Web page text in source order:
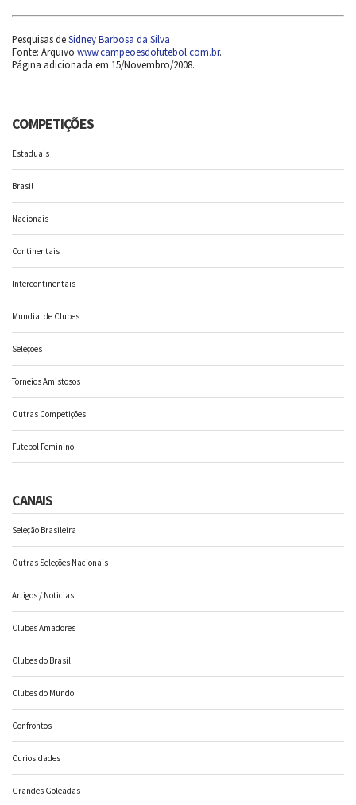
Pesquisas deSidney Barbosa da Silva
Fonte: Arquivo www.campeoesdofutebol.com.br.
Página adicionada em 15/Novembro/2008.
COMPETIÇÕES
Estaduais
Brasil
Nacionais
Continentais
Intercontinentais
Mundial de Clubes
Seleções
Torneios Amistosos
Outras Competições
Futebol Feminino
CANAIS
Seleção Brasileira
Outras Seleções Nacionais
Artigos / Noticias
Clubes Amadores
Clubes do Brasil
Clubes do Mundo
Confrontos
Curiosidades
Grandes Goleadas